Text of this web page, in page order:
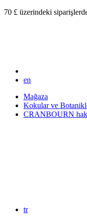
70 £ üzerindeki
en
Mağaza
Kokular ve
CRANBOURN
tr